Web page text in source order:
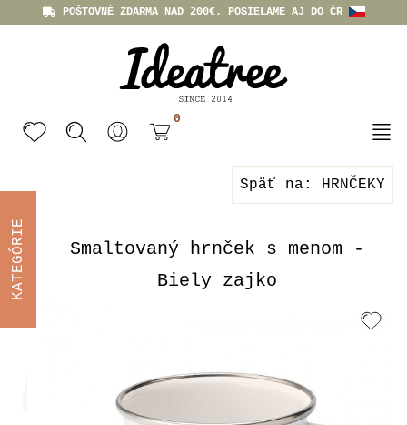
POŠTOVNÉ ZDARMA NAD 200€. POSIELAME AJ DO ČR
0
Späť na: HRNČEKY
Smaltovaný hrnček s menom -
Biely zajko
KATEGÓRIE